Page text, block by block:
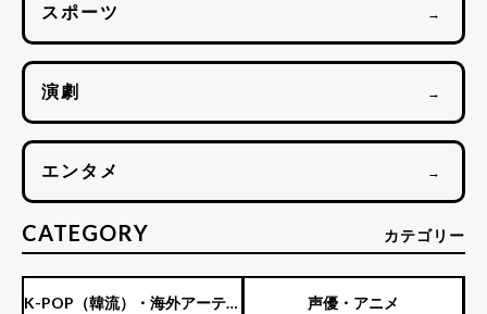
スポーツ →
演劇 →
エンタメ →
CATEGORY カテゴリー
K-POP（韓流）・海外アーティ 声優・アニメ